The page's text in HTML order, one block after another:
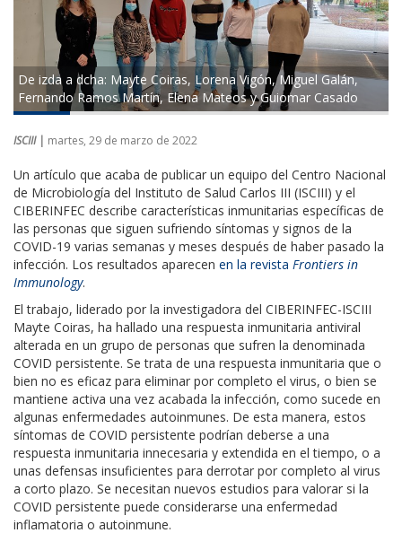
De izda a dcha: Mayte Coiras, Lorena Vigón, Miguel Galán,
Fernando Ramos Martín, Elena Mateos y Guiomar Casado
ISCIII | martes, 29 de marzo de 2022
Un artículo que acaba de publicar un equipo del Centro Nacional
de Microbiología del Instituto de Salud Carlos III (ISCIII) y el
CIBERINFEC describe características inmunitarias específicas de
las personas que siguen sufriendo síntomas y signos de la
COVID-19 varias semanas y meses después de haber pasado la
infección. Los resultados aparecen en la revista Frontiers in
Immunology​.​
El trabajo, liderado por la investigadora del CIBERINFEC-ISCIII
Mayte Coiras, ha hallado una respuesta inmunitaria antiviral
alterada en un grupo de personas que sufren la denominada
COVID persistente. Se trata de una respuesta inmunitaria que o
bien no es eficaz para eliminar por completo el virus, o bien se
mantiene activa una vez acabada la infección, como sucede en
algunas enfermedades autoinmunes. De esta manera, estos
síntomas de COVID persistente podrían deberse a una
respuesta inmunitaria innecesaria y extendida en el tiempo, o a
unas defensas insuficientes para derrotar por completo al virus
a corto plazo. Se necesitan nuevos estudios para valorar si la
COVID persistente puede considerarse una enfermedad
inflamatoria o autoinmune.​